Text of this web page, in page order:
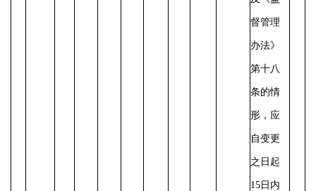
督管理
办法》
第十八
条的情
形，应
自变更
之日起
15日内